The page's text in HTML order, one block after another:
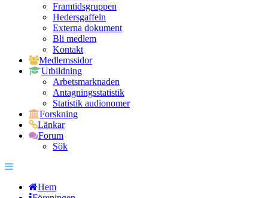
Framtidsgruppen
Hedersgaffeln
Externa dokument
Bli medlem
Kontakt
Medlemssidor
Utbildning
Arbetsmarknaden
Antagningsstatistik
Statistik audionomer
Forskning
Länkar
Forum
Sök
Hem